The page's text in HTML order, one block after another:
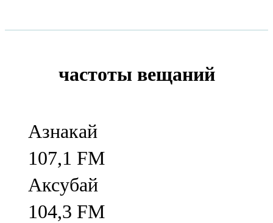
частоты вещаний
Азнакай
107,1 FM
Аксубай
104,3 FM